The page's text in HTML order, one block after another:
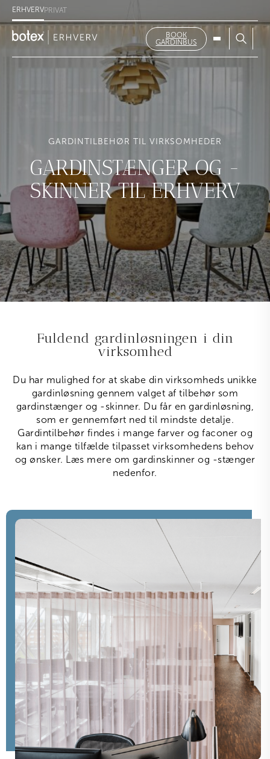
ERHVERVPRIVAT
BOOK
GARDINBUS
GARDINTILBEHØR TIL VIRKSOMHEDER
GARDINSTÆNGER OG -
SKINNER TIL ERHVERV
Fuldend gardinløsningen i din
virksomhed
Du har mulighed for at skabe din virksomheds unikke
gardinløsning gennem valget af tilbehør som
gardinstænger og -skinner. Du får en gardinløsning,
som er gennemført ned til mindste detalje.
Gardintilbehør findes i mange farver og faconer og
kan i mange tilfælde tilpasset virksomhedens behov
og ønsker. Læs mere om gardinskinner og -stænger
nedenfor.